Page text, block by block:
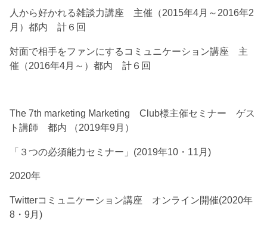
人から好かれる雑談力講座 主催（2015年4月～2016年2
月）都内 計６回
対面で相手をファンにするコミュニケーション講座 主
催（2016年4月～）都内 計６回
The 7th marketing Marketing Club様主催セミナー ゲス
ト講師 都内 （2019年9月）
「３つの必須能力セミナー」(2019年10・11月)
2020年
Twitterコミュニケーション講座 オンライン開催(2020年
8・9月)